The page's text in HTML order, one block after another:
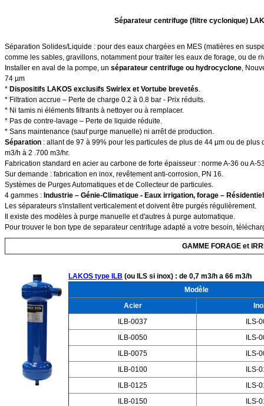
Séparateur centrifuge (filtre cyclonique)
Séparation Solides/Liquide : pour des eaux chargées en MES (matières en
comme les sables, gravillons, notamment pour traiter les eaux de forage, ou de
Installer en aval de la pompe, un séparateur centrifuge ou hydrocyclone,
74 µm
* Dispositifs LAKOS exclusifs Swirlex et Vortube brevetés.
* Filtration accrue – Perte de charge 0.2 à 0.8 bar - Prix réduits.
* Ni tamis ni éléments filtrants à nettoyer ou à remplacer.
* Pas de contre-lavage – Perte de liquide réduite.
* Sans maintenance (sauf purge manuelle) ni arrêt de production.
Séparation : allant de 97 à 99% pour les particules de plus de 44 µm ou de
m3/h à 2 .700 m3/hr.
Fabrication standard en acier au carbone de forte épaisseur : norme A-36 ou A-
Sur demande : fabrication en inox, revêtement anti-corrosion, PN 16.
Systèmes de Purges Automatiques et de Collecteur de particules.
4 gammes : Industrie – Génie-Climatique - Eaux irrigation, forage –
Les séparateurs s'installent verticalement et doivent être purgés régulièrement.
Il existe des modèles à purge manuelle et d'autres à purge automatique.
Pour trouver le bon type de separateur centrifuge adapté a votre besoin,
GAMME FORAGE et
LAKOS type ILB (ou ILS si inox) : de 0,7 m3/h a 66 m3/h
Modèle
Acier
ILB-0037
ILS-
ILB-0050
ILS-
ILB-0075
ILS-
ILB-0100
ILS-
ILB-0125
ILS-
ILB-0150
ILS-